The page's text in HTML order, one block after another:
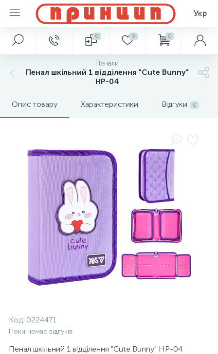
Укр
0 0 0
Пенали
Пенал шкільний 1 відділення "Cute Bunny"
HP-04
Опис товару Характеристики Відгуки 0
Код: 0224471
Поки немає відгуків
Пенал шкільний 1 відділення "Cute Bunny" HP-04